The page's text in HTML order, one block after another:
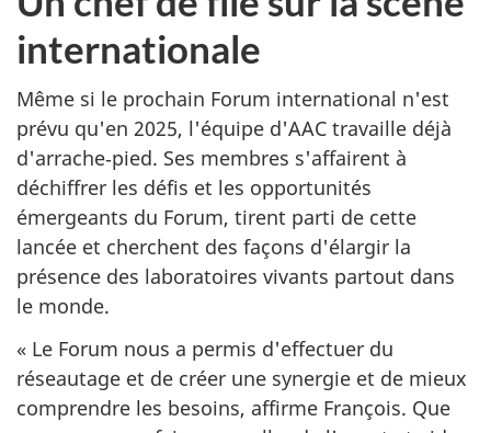
internationale
Même si le prochain Forum international n'est
prévu qu'en 2025, l'équipe d'AAC travaille déjà
d'arrache‑pied. Ses membres s'affairent à
déchiffrer les défis et les opportunités
émergeants du Forum, tirent parti de cette
lancée et cherchent des façons d'élargir la
présence des laboratoires vivants partout dans
le monde.
« Le Forum nous a permis d'effectuer du
réseautage et de créer une synergie et de mieux
comprendre les besoins, affirme François. Que